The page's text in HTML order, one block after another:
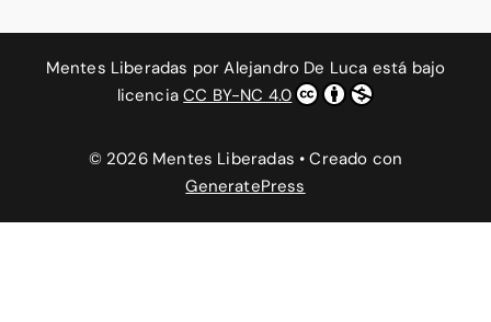
Mentes Liberadas porAlejandro De Luca está bajo
licenciaCC BY-NC 4.0
© 2026 Mentes Liberadas • Creado con
GeneratePress